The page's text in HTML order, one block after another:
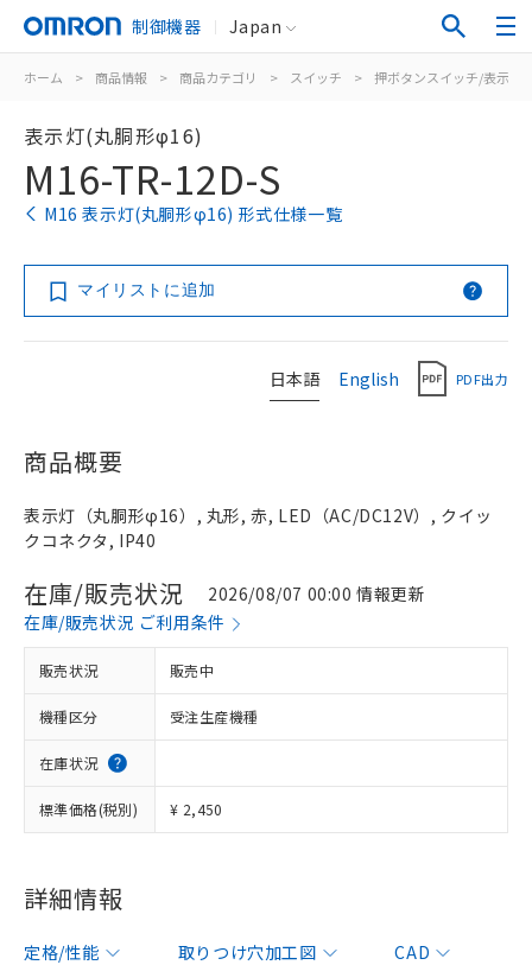
制御機器 Japan
ホーム > 商品情報 > 商品カテゴリ > スイッチ > 押ボタンスイッチ/表示灯
表示灯(丸胴形φ16)
M16-TR-12D-S
M16 表示灯(丸胴形φ16) 形式仕様一覧
マイリストに追加
日本語 English PDF出力
商品概要
表示灯（丸胴形φ16）, 丸形, 赤, LED（AC/DC12V）, クイッ
クコネクタ, IP40
在庫/販売状況
2026/08/07 00:00 情報更新
在庫/販売状況 ご利用条件
販売状況 販売中
機種区分 受注生産機種
在庫状況
標準価格(税別) ¥ 2,450
詳細情報
定格/性能 取りつけ穴加工図
CAD